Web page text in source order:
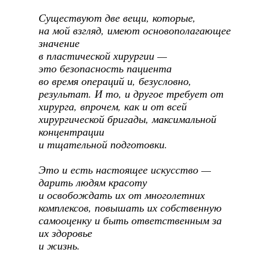
Существуют две вещи, которые,
на мой взгляд, имеют основополагающее
значение
в пластической хирургии —
это безопасность пациента
во время операций и, безусловно,
результат. И то, и другое требует от
хирурга, впрочем, как и от всей
хирургической бригады, максимальной
концентрации
и тщательной подготовки.
Это и есть настоящее искусство —
дарить людям красоту
и освобождать их от многолетних
комплексов, повышать их собственную
самооценку и быть ответственным за
их здоровье
и жизнь.